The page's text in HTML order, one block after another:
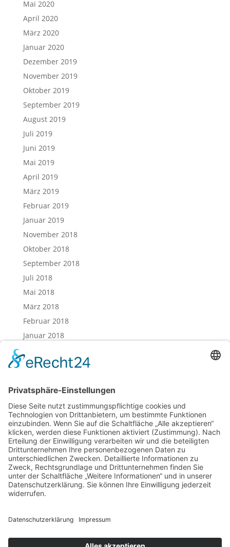
Mai 2020
April 2020
März 2020
Januar 2020
Dezember 2019
November 2019
Oktober 2019
September 2019
August 2019
Juli 2019
Juni 2019
Mai 2019
April 2019
März 2019
Februar 2019
Januar 2019
November 2018
Oktober 2018
September 2018
Juli 2018
Mai 2018
März 2018
Februar 2018
Januar 2018
November 2017
August 2017
Juli 2017
Juni 2017
Mai 2017
April 2017
März 2017
Februar 2017
Cookie-Einstellungen
Sitemap